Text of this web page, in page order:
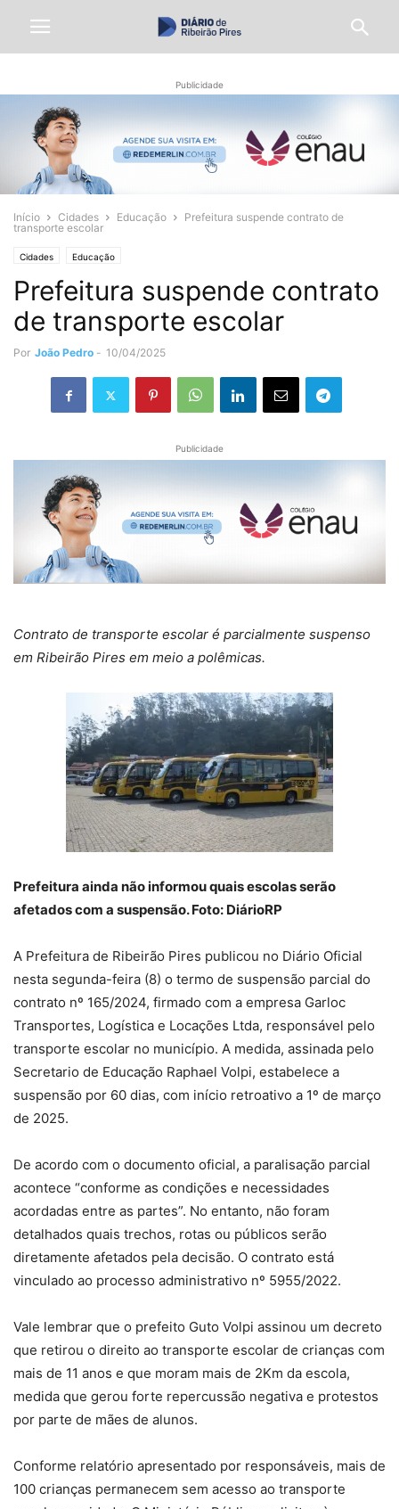
Publicidade
Início Cidades Educação
Prefeitura suspende contrato de
transporte escolar
Cidades Educação
Prefeitura suspende contrato
de transporte escolar
Por João Pedro - 10/04/2025
Publicidade
Contrato de transporte escolar é parcialmente suspenso
em Ribeirão Pires em meio a polêmicas.
Prefeitura ainda não informou quais escolas serão
afetados com a suspensão. Foto: DiárioRP
A Prefeitura de Ribeirão Pires publicou no Diário Oficial
nesta segunda-feira (8) o termo de suspensão parcial do
contrato nº 165/2024, firmado com a empresa Garloc
Transportes, Logística e Locações Ltda, responsável pelo
transporte escolar no município. A medida, assinada pelo
Secretario de Educação Raphael Volpi, estabelece a
suspensão por 60 dias, com início retroativo a 1º de março
de 2025.
De acordo com o documento oficial, a paralisação parcial
acontece “conforme as condições e necessidades
acordadas entre as partes”. No entanto, não foram
detalhados quais trechos, rotas ou públicos serão
diretamente afetados pela decisão. O contrato está
vinculado ao processo administrativo nº 5955/2022.
Vale lembrar que o prefeito Guto Volpi assinou um decreto
que retirou o direito ao transporte escolar de crianças com
mais de 11 anos e que moram mais de 2Km da escola,
medida que gerou forte repercussão negativa e protestos
por parte de mães de alunos.
Conforme relatório apresentado por responsáveis, mais de
100 crianças permanecem sem acesso ao transporte